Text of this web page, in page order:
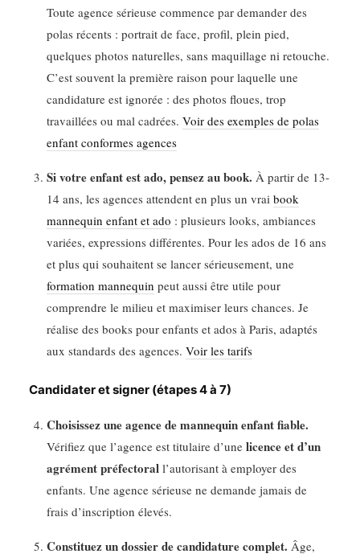
Toute agence sérieuse commence par demander des
polas récents : portrait de face, profil, plein pied,
quelques photos naturelles, sans maquillage ni retouche.
C’est souvent la première raison pour laquelle une
candidature est ignorée : des photos floues, trop
travaillées ou mal cadrées. Voir des exemples de polas
enfant conformes agences
Si votre enfant est ado, pensez au book. À partir de 13-
14 ans, les agences attendent en plus un vrai book
mannequin enfant et ado : plusieurs looks, ambiances
variées, expressions différentes. Pour les ados de 16 ans
et plus qui souhaitent se lancer sérieusement, une
formation mannequin peut aussi être utile pour
comprendre le milieu et maximiser leurs chances. Je
réalise des books pour enfants et ados à Paris, adaptés
aux standards des agences. Voir les tarifs
Candidater et signer (étapes 4 à 7)
Choisissez une agence de mannequin enfant fiable.
Vérifiez que l’agence est titulaire d’une licence et d’un
agrément préfectoral l’autorisant à employer des
enfants. Une agence sérieuse ne demande jamais de
frais d’inscription élevés.
Constituez un dossier de candidature complet. Âge,